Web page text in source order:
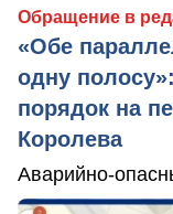
Обращение в
«Обе
одну
порядок на
Королева
Аварийно-